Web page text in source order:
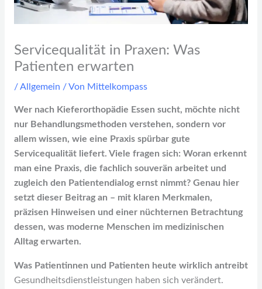
Servicequalität in Praxen: Was
Patienten erwarten
/ Allgemein / Von Mittelkompass
Wer nach Kieferorthopädie Essen sucht, möchte nicht
nur Behandlungsmethoden verstehen, sondern vor
allem wissen, wie eine Praxis spürbar gute
Servicequalität liefert. Viele fragen sich: Woran erkennt
man eine Praxis, die fachlich souverän arbeitet und
zugleich den Patientendialog ernst nimmt? Genau hier
setzt dieser Beitrag an – mit klaren Merkmalen,
präzisen Hinweisen und einer nüchternen Betrachtung
dessen, was moderne Menschen im medizinischen
Alltag erwarten.
Was Patientinnen und Patienten heute wirklich antreibt
Gesundheitsdienstleistungen haben sich verändert.